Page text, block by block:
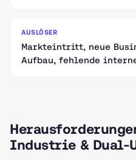
AUSLÖSER
Markteintritt, neue
Aufbau, fehlende
Industrie & Dual-